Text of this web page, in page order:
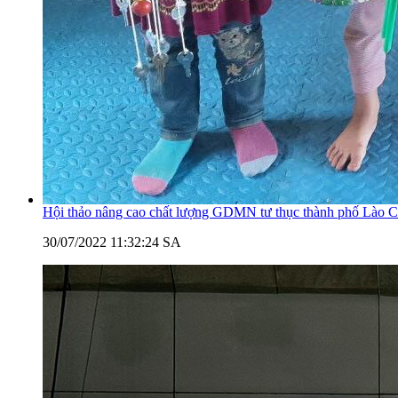
Hội thảo nâng cao chất lượng GDMN tư thục thành phố Lào
30/07/2022 11:32:24 SA